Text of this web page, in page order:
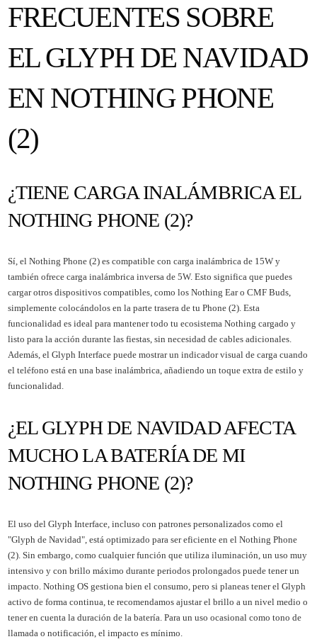
FRECUENTES SOBRE
EL GLYPH DE NAVIDAD
EN NOTHING PHONE
(2)
¿TIENE CARGA INALÁMBRICA EL
NOTHING PHONE (2)?
Sí, el Nothing Phone (2) es compatible con carga inalámbrica de 15W y
también ofrece carga inalámbrica inversa de 5W. Esto significa que puedes
cargar otros dispositivos compatibles, como los Nothing Ear o CMF Buds,
simplemente colocándolos en la parte trasera de tu Phone (2). Esta
funcionalidad es ideal para mantener todo tu ecosistema Nothing cargado y
listo para la acción durante las fiestas, sin necesidad de cables adicionales.
Además, el Glyph Interface puede mostrar un indicador visual de carga cuando
el teléfono está en una base inalámbrica, añadiendo un toque extra de estilo y
funcionalidad.
¿EL GLYPH DE NAVIDAD AFECTA
MUCHO LA BATERÍA DE MI
NOTHING PHONE (2)?
El uso del Glyph Interface, incluso con patrones personalizados como el
"Glyph de Navidad", está optimizado para ser eficiente en el Nothing Phone
(2). Sin embargo, como cualquier función que utiliza iluminación, un uso muy
intensivo y con brillo máximo durante periodos prolongados puede tener un
impacto. Nothing OS gestiona bien el consumo, pero si planeas tener el Glyph
activo de forma continua, te recomendamos ajustar el brillo a un nivel medio o
tener en cuenta la duración de la batería. Para un uso ocasional como tono de
llamada o notificación, el impacto es mínimo.